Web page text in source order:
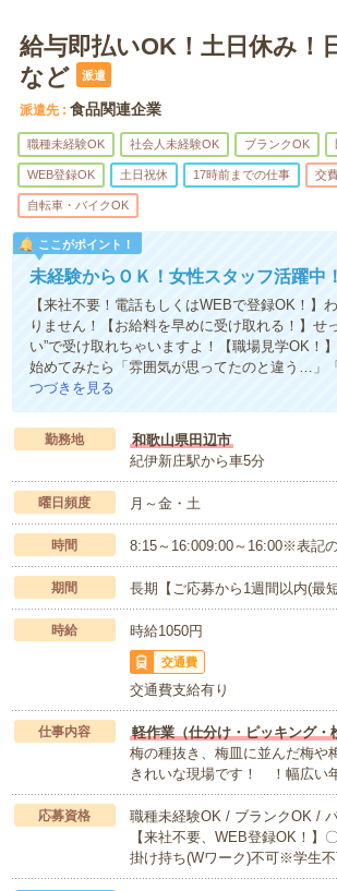
給与即払いOK！土日休み！
など
派遣
派遣先 食品関連企業
職種未経験OK 社会人未経験OK ブランクOK
WEB登録OK 土日祝休 17時前までの仕事 交
自転車・バイクOK
ここがポイント！
未経験からＯＫ！女性スタッフ活躍中
【来社不要！電話もしくはWEBで登録OK！
りません！【お給料を早めに受け取れる！】
い”で受け取れちゃいますよ！【職場見学OK！
始めてみたら「雰囲気が思ってたのと違う…
つづきを見る
勤務地
和歌山県田辺市
紀伊新庄駅から車5分
曜日頻度 月～金・土
時間 8:15～16:009:00～16:00※表記
期間 長期【ご応募から1週間以内(最
時給 時給1050円
交通費
交通費支給有り
仕事内容
軽作業（仕分け・ピッキング・
梅の種抜き、梅皿に並んだ梅や
きれいな現場です！ ！幅広い
応募資格
職種未経験OK / ブランクOK /
【来社不要、WEB登録OK！
掛け持ち(Wワーク)不可※学生